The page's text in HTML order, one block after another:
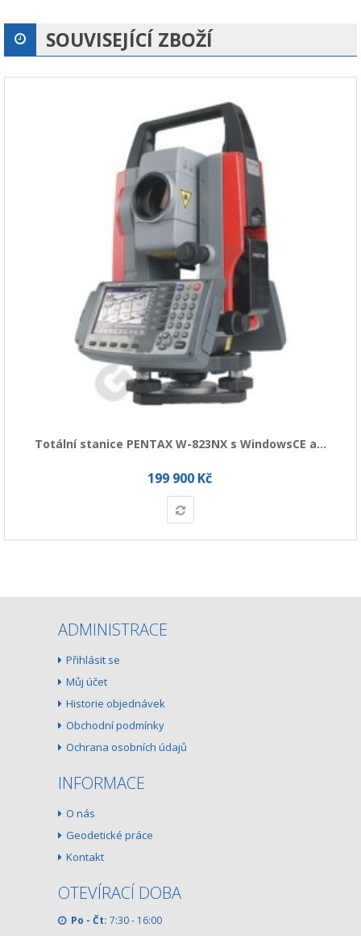
SOUVISEJÍCÍ ZBOŽÍ
Totální stanice PENTAX W-823NX s WindowsCE a...
199 900 Kč
ADMINISTRACE
Přihlásit se
Můj účet
Historie objednávek
Obchodní podmínky
Ochrana osobních údajů
INFORMACE
O nás
Geodetické práce
Kontakt
OTEVÍRACÍ DOBA
Po - Čt: 7:30 - 16:00